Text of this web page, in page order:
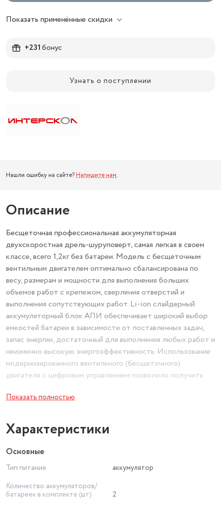
Показать применённые скидки
+231бонус
Узнать о поступлении
Нашли ошибку на сайте? Напишите нам.
Описание
Бесщеточная профессиональная аккумуляторная
двухскоростная дрель-шуруповерт, самая легкая в своем
классе, всего 1,2кг без батареи. Модель с бесщеточным
вентильным двигателем оптимально сбалансирована по
весу, размерам и мощности для выполнения больших
объемов работ с крепежом, сверления отверстий и
выполнения сопутствующих работ. Li-ion слайдерный
аккумуляторный блок АПИ обеспечивает широкий выбор
емкостей батареи в зависимости от поставленных задач,
запас энергии, достаточный для выполнения любых работ и
неизменно высокую энергоэффективность. Использование
модернизированного вентильного (бесщеточного)
двигателя с цифровым управлением позволило получить
превосходящие характеристики аналогичных дрелей-
выполнять значительно больше работы на одном заряде и
таким образом увеличить ресурс аккумуляторного блока на
30%.
Показать полностью
Характеристики
Основные
Тип питания
аккумулятор
Количество аккумуляторов/
батареек в комплекте (шт)
2